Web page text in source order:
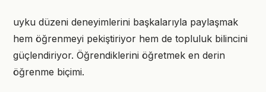
uyku düzeni deneyimlerini başkalarıyla paylaşmak
hem öğrenmeyi pekiştiriyor hem de topluluk bilincini
güçlendiriyor. Öğrendiklerini öğretmek en derin
öğrenme biçimi.